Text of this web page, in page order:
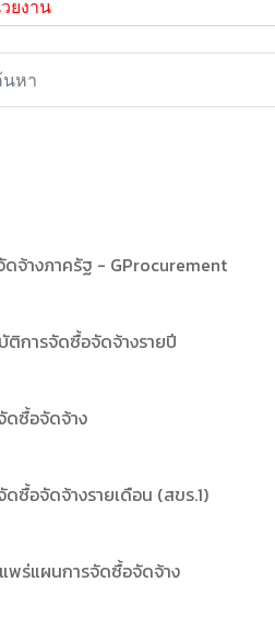
ดจ้างภาครัฐ - GProcurement
ติการจัดซื้อจัดจ้างรายปี
ดซื้อจัดจ้าง
ซื้อจัดจ้างรายเดือน (สขร.1)
พร่แผนการจัดซื้อจัดจ้าง